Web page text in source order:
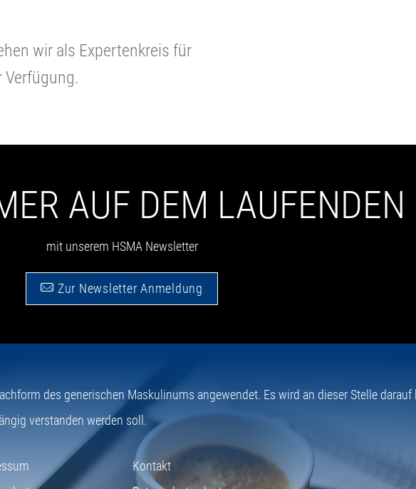
wir als Expertenkreis für
Verfügung.
AUF DEM LAUFENDEN
mit unserem HSMA Newsletter
Zur Newsletter Anmeldung
des generischen Maskulinums angewendet. Es wird an dieser Stelle
verstanden werden soll.
Kontakt